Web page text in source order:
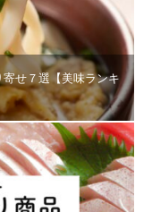
せ７選【美味ランキ